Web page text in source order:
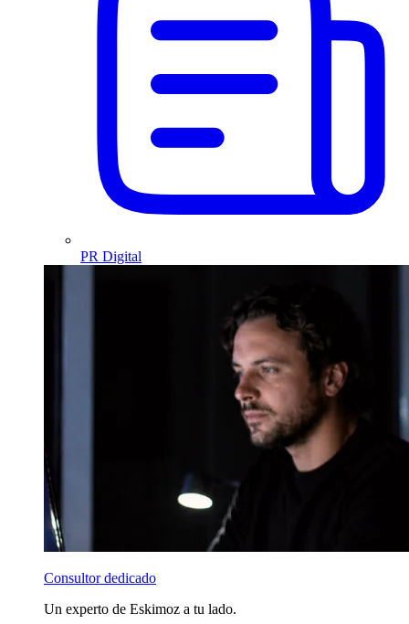
PR Digital
Consultor dedicado
Un experto de Eskimoz a tu lado.